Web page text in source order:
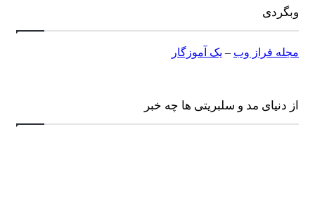
وبگردی
مجله فراز وب– یک آموزگار
از دنیای مد و سلبریتی ها چه خبر